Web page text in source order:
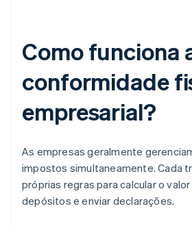
Como funciona
conformidade
empresarial?
As empresas geralmente
impostos simultaneamente. Cada
próprias regras para calcular o
depósitos e enviar declarações.